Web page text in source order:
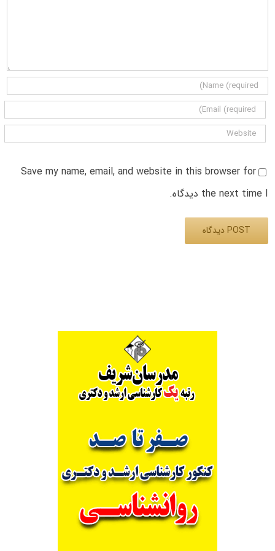
Save my name, email, and website in this browser for
the next time I دیدگاه.